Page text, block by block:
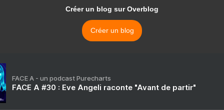
Créer un blog sur Overblog
Créer un blog
FACE A - un podcast Purecharts
FACE A #30 : Eve Angeli raconte "Avant de partir"